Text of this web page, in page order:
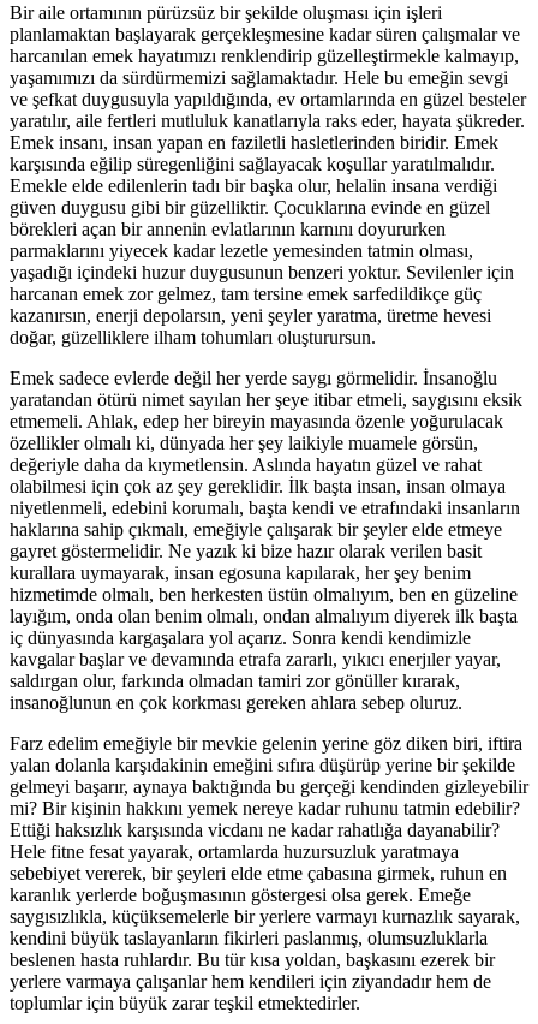
Bir aile ortamının pürüzsüz bir şekilde oluşması için işleri
planlamaktan başlayarak gerçekleşmesine kadar süren çalışmalar ve
harcanılan emek hayatımızı renklendirip güzelleştirmekle kalmayıp,
yaşamımızı da sürdürmemizi sağlamaktadır. Hele bu emeğin sevgi
ve şefkat duygusuyla yapıldığında, ev ortamlarında en güzel besteler
yaratılır, aile fertleri mutluluk kanatlarıyla raks eder, hayata şükreder.
Emek insanı, insan yapan en faziletli hasletlerinden biridir. Emek
karşısında eğilip süregenliğini sağlayacak koşullar yaratılmalıdır.
Emekle elde edilenlerin tadı bir başka olur, helalin insana verdiği
güven duygusu gibi bir güzelliktir. Çocuklarına evinde en güzel
börekleri açan bir annenin evlatlarının karnını doyururken
parmaklarını yiyecek kadar lezetle yemesinden tatmin olması,
yaşadığı içindeki huzur duygusunun benzeri yoktur. Sevilenler için
harcanan emek zor gelmez, tam tersine emek sarfedildikçe güç
kazanırsın, enerji depolarsın, yeni şeyler yaratma, üretme hevesi
doğar, güzelliklere ilham tohumları oluşturursun.
Emek sadece evlerde değil her yerde saygı görmelidir. İnsanoğlu
yaratandan ötürü nimet sayılan her şeye itibar etmeli, saygısını eksik
etmemeli. Ahlak, edep her bireyin mayasında özenle yoğurulacak
özellikler olmalı ki, dünyada her şey laikiyle muamele görsün,
değeriyle daha da kıymetlensin. Aslında hayatın güzel ve rahat
olabilmesi için çok az şey gereklidir. İlk başta insan, insan olmaya
niyetlenmeli, edebini korumalı, başta kendi ve etrafındaki insanların
haklarına sahip çıkmalı, emeğiyle çalışarak bir şeyler elde etmeye
gayret göstermelidir. Ne yazık ki bize hazır olarak verilen basit
kurallara uymayarak, insan egosuna kapılarak, her şey benim
hizmetimde olmalı, ben herkesten üstün olmalıyım, ben en güzeline
layığım, onda olan benim olmalı, ondan almalıyım diyerek ilk başta
iç dünyasında kargaşalara yol açarız. Sonra kendi kendimizle
kavgalar başlar ve devamında etrafa zararlı, yıkıcı enerjıler yayar,
saldırgan olur, farkında olmadan tamiri zor gönüller kırarak,
insanoğlunun en çok korkması gereken ahlara sebep oluruz.
Farz edelim emeğiyle bir mevkie gelenin yerine göz diken biri, iftira
yalan dolanla karşıdakinin emeğini sıfıra düşürüp yerine bir şekilde
gelmeyi başarır, aynaya baktığında bu gerçeği kendinden gizleyebilir
mi? Bir kişinin hakkını yemek nereye kadar ruhunu tatmin edebilir?
Ettiği haksızlık karşısında vicdanı ne kadar rahatlığa dayanabilir?
Hele fitne fesat yayarak, ortamlarda huzursuzluk yaratmaya
sebebiyet vererek, bir şeyleri elde etme çabasına girmek, ruhun en
karanlık yerlerde boğuşmasının göstergesi olsa gerek. Emeğe
saygısızlıkla, küçüksemelerle bir yerlere varmayı kurnazlık sayarak,
kendini büyük taslayanların fikirleri paslanmış, olumsuzluklarla
beslenen hasta ruhlardır. Bu tür kısa yoldan, başkasını ezerek bir
yerlere varmaya çalışanlar hem kendileri için ziyandadır hem de
toplumlar için büyük zarar teşkil etmektedirler.